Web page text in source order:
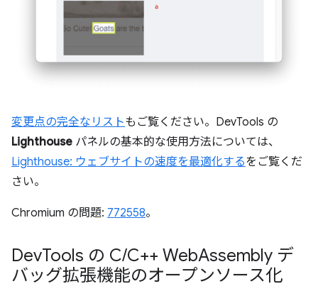
変更点の完全なリストもご覧ください。DevTools の
Lighthouse パネルの基本的な使用方法については、
Lighthouse: ウェブサイトの速度を最適化するをご覧くだ
さい。
Chromium の問題: 772558。
DevTools の C/C++ WebAssembly デ
バッグ拡張機能のオープンソース化